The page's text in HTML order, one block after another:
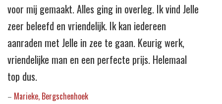
voor mij gemaakt. Alles ging in overleg. Ik vind Jelle
zeer beleefd en vriendelijk. Ik kan iedereen
aanraden met Jelle in zee te gaan. Keurig werk,
vriendelijke man en een perfecte prijs. Helemaal
top dus.
– Marieke, Bergschenhoek